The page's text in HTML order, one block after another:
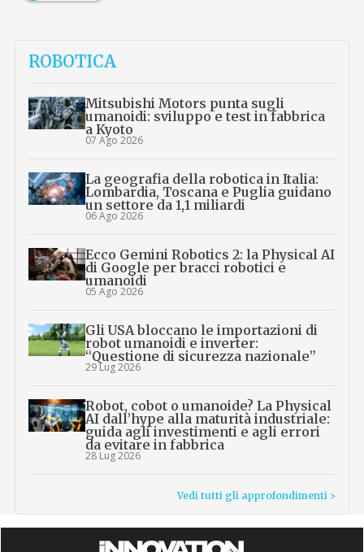
ROBOTICA
Mitsubishi Motors punta sugli
umanoidi: sviluppo e test in fabbrica
a Kyoto
07 Ago 2026
La geografia della robotica in Italia:
Lombardia, Toscana e Puglia guidano
un settore da 1,1 miliardi
06 Ago 2026
Ecco Gemini Robotics 2: la Physical AI
di Google per bracci robotici e
umanoidi
05 Ago 2026
Gli USA bloccano le importazioni di
robot umanoidi e inverter:
“Questione di sicurezza nazionale”
29 Lug 2026
Robot, cobot o umanoide? La Physical
AI dall’hype alla maturità industriale:
guida agli investimenti e agli errori
da evitare in fabbrica
28 Lug 2026
Vedi tutti gli approfondimenti >